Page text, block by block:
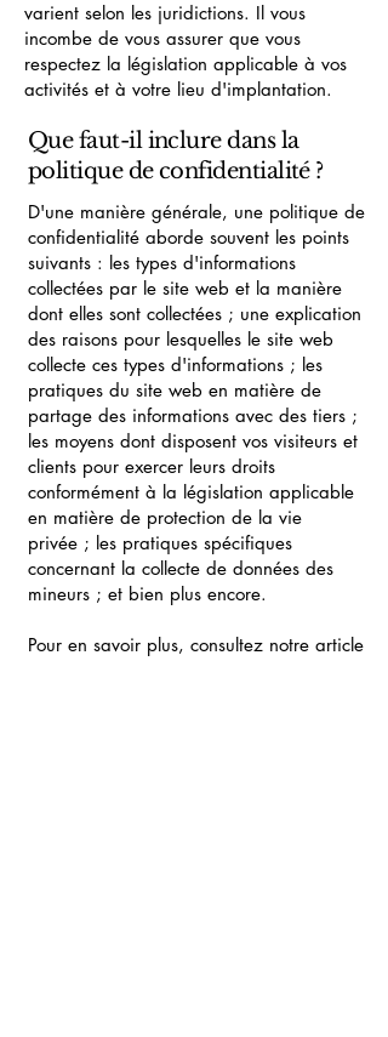
varient selon les juridictions. Il vous
incombe de vous assurer que vous
respectez la législation applicable à vos
activités et à votre lieu d'implantation.
Que faut-il inclure dans la
politique de confidentialité ?
D'une manière générale, une politique de
confidentialité aborde souvent les points
suivants : les types d'informations
collectées par le site web et la manière
dont elles sont collectées ; une explication
des raisons pour lesquelles le site web
collecte ces types d'informations ; les
pratiques du site web en matière de
partage des informations avec des tiers ;
les moyens dont disposent vos visiteurs et
clients pour exercer leurs droits
conformément à la législation applicable
en matière de protection de la vie
privée ; les pratiques spécifiques
concernant la collecte de données des
mineurs ; et bien plus encore.
Pour en savoir plus, consultez notre article